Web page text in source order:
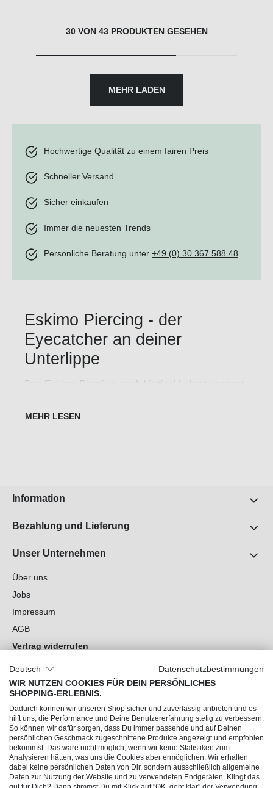
30 VON 43 PRODUKTEN GESEHEN
MEHR LADEN
Hochwertige Qualität zu einem fairen Preis
Schneller Versand
Sicher einkaufen
Immer die neuesten Trends
Persönliche Beratung unter +49 (0) 30 367 588 48
Eskimo Piercing - der
Eyecatcher an deiner
Unterlippe
Das Eskimo Piercing, auch Vertical Labret genannt,
Sowohl Männer als auch Frauen trugen traditionell
Entdecke hochwertigen Vertical Labret
piercingline!
Was ist ein Eskimo Piercing?
Das Eskimo Piercing wird vertikal durch die
Unterlippe gestochen, wobei beide Kugeln sichtbar
nur eine Kugel sichtbar. Zudem wird das Eskimo
Piercing senkrecht gestochen, während das Ashley
waagerecht gestochen wird. Ein weiterer
Unterschied besteht darin, dass das Eskimo
Piercing normalerweise schneller abheilt als das
Wie wird ein Eskimo Piercing
gestochen?
Zunächst wird die Lippe gründlich desinfiziert,
bevor eine Kanüle senkrecht in die Lippe gestochen
wird. Anschließend wird der Eskimo Piercing
Schmuck in die Kanüle eingesetzt. Da das
Information
Bezahlung und Lieferung
Unser Unternehmen
Über uns
Jobs
Impressum
AGB
Vertrag widerrufen
Cookie-Einstellungen
Du hast Fragen?
Unsere Socials
Deutsch
Datenschutzbestimmungen
WIR NUTZEN COOKIES FÜR DEIN PERSÖNLICHES
SHOPPING-ERLEBNIS.
Dadurch können wir unseren Shop sicher und zuverlässig anbieten und es
hilft uns, die Performance und Deine Benutzererfahrung stetig zu verbessern.
So können wir dafür sorgen, dass Du immer passende und auf Deinen
persönlichen Geschmack zugeschnittene Produkte angezeigt und empfohlen
bekommst. Das wäre nicht möglich, wenn wir keine Statistiken zum
Analysieren hätten, was uns die Cookies aber ermöglichen. Wir erhalten
dabei keine persönlichen Daten von Dir, sondern ausschließlich allgemeine
Daten zur Nutzung der Website und zu verwendeten Endgeräten. Klingt das